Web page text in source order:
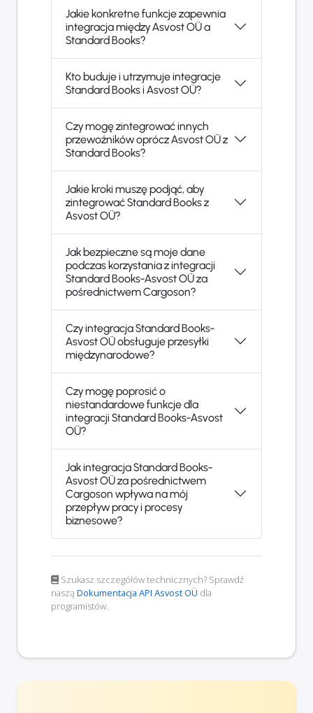
Jakie konkretne funkcje zapewnia
integracja między Asvost OÜ a
Standard Books?
Kto buduje i utrzymuje integracje
Standard Books i Asvost OÜ?
Czy mogę zintegrować innych
przewoźników oprócz Asvost OÜ z
Standard Books?
Jakie kroki muszę podjąć, aby
zintegrować Standard Books z
Asvost OÜ?
Jak bezpieczne są moje dane
podczas korzystania z integracji
Standard Books-Asvost OÜ za
pośrednictwem Cargoson?
Czy integracja Standard Books-
Asvost OÜ obsługuje przesyłki
międzynarodowe?
Czy mogę poprosić o
niestandardowe funkcje dla
integracji Standard Books-Asvost
OÜ?
Jak integracja Standard Books-
Asvost OÜ za pośrednictwem
Cargoson wpływa na mój
przepływ pracy i procesy
biznesowe?
Szukasz szczegółów technicznych? Sprawdź
naszą Dokumentacja API Asvost OÜ dla
programistów.